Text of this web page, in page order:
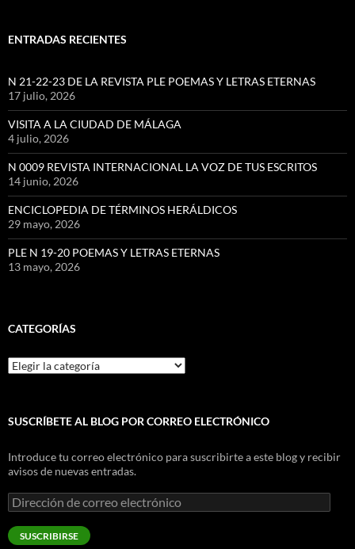
ENTRADAS RECIENTES
N 21-22-23 DE LA REVISTA PLE POEMAS Y LETRAS ETERNAS
17 julio, 2026
VISITA A LA CIUDAD DE MÁLAGA
4 julio, 2026
N 0009 REVISTA INTERNACIONAL LA VOZ DE TUS ESCRITOS
14 junio, 2026
ENCICLOPEDIA DE TÉRMINOS HERÁLDICOS
29 mayo, 2026
PLE N 19-20 POEMAS Y LETRAS ETERNAS
13 mayo, 2026
CATEGORÍAS
Categorías
SUSCRÍBETE AL BLOG POR CORREO ELECTRÓNICO
Introduce tu correo electrónico para suscribirte a este blog y recibir
avisos de nuevas entradas.
Dirección
de
correo
electrónico
SUSCRIBIRSE